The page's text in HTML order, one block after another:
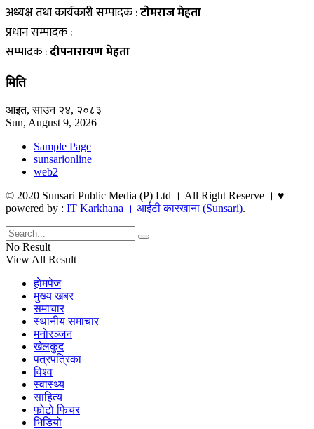
अध्यक्ष तथा कार्यकारी सम्पादक :टाेमराज मेहता
प्रधान सम्पादक :
सम्पादक :दीपनारायण मेहता
मिति
आइत, साउन २४, २०८३
Sun, August 9, 2026
Sample Page
sunsarionline
web2
© 2020 Sunsari Public Media (P) Ltd । All Right Reserve । ♥
powered by : IT Karkhana । आईटी कारखाना (Sunsari).
No Result
View All Result
हाेमपेज
मुख्य खबर
समाचार
स्थानीय समाचार
मनाेरञ्जन
खेलकुद
पत्रपत्रिका
विश्व
स्वास्थ्य
साहित्य
फाेटाे फिचर
भिडियाे